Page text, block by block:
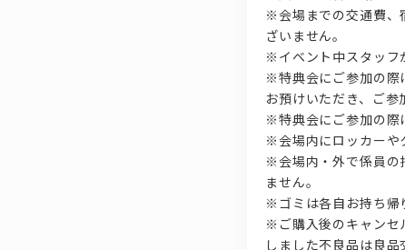
※会場までの交通費、
ざいません。
※イベント中スタッフ
※特典会にご参加の際
お預けいただき、ご参
※特典会にご参加の際
※会場内にロッカーや
※会場内・外で係員の
ません。
※ゴミは各自お持ち帰
※ご購入後のキャンセ
しました不良品は良品